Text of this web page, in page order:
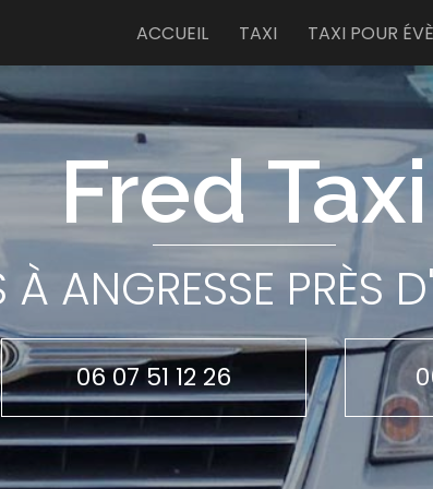
ACCUEIL
TAXI TAXI POUR
Fred Taxi
ANGRESSE PRÈS
06 07 51 12 26